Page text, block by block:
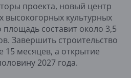
проекта, новый центр
высокогорных культурных
площадь составит около 3,5
Завершить строительство
15 месяцев, а открытие
2027 года.